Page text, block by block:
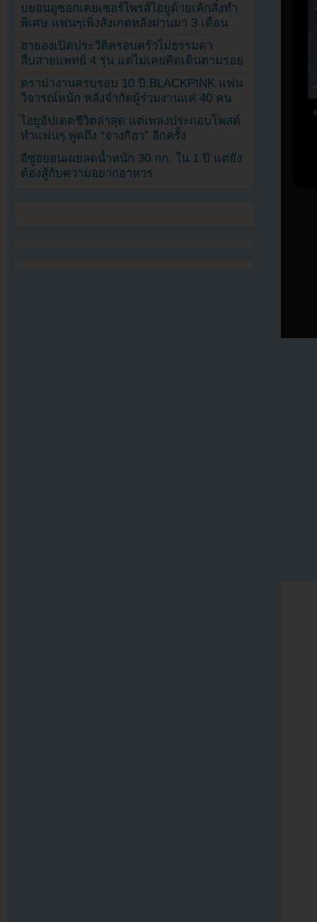
บยอนอูซอกเคยเซอร์ไพรส์ไอยูด้วยเค้กสั่งทำ
พิเศษ แฟนๆเพิ่งสังเกตหลังผ่านมา 3 เดือน
ฮายองเปิดประวัติครอบครัวไม่ธรรมดา
สืบสายแพทย์ 4 รุ่น แต่ไม่เคยคิดเดินตามรอย
ดราม่างานครบรอบ 10 ปี BLACKPINK แฟน
วิจารณ์หนัก หลังจำกัดผู้ร่วมงานแค่ 40 คน
ไอยูอัปเดตชีวิตล่าสุด แต่เพลงประกอบโพสต์
ทำแฟนๆ พูดถึง “จางกีฮา” อีกครั้ง
อีซูฮยอนเผยลดน้ำหนัก 30 กก. ใน 1 ปี แต่ยัง
ต้องสู้กับความอยากอาหาร